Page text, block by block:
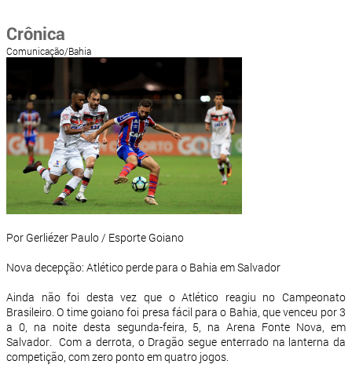
Crônica
Comunicação/Bahia
Por Gerliézer Paulo / Esporte Goiano
Nova decepção: Atlético perde para o Bahia em Salvador
Ainda não foi desta vez que o Atlético reagiu no Campeonato
Brasileiro. O time goiano foi presa fácil para o Bahia, que venceu por 3
a 0, na noite desta segunda-feira, 5, na Arena Fonte Nova, em
Salvador. Com a derrota, o Dragão segue enterrado na lanterna da
competição, com zero ponto em quatro jogos.